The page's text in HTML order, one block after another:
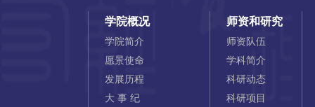
学院概况
学院简介
愿景使命
发展历程
大 事 纪
师资和研究
师资队伍
学科简介
科研动态
科研项目